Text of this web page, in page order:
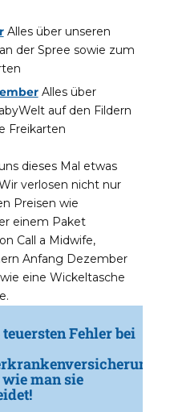
Alles über unseren
der Spree sowie zum
Alles über
auf den Fildern
Freikarten
dieses Mal etwas
verlosen nicht nur
Preisen wie
einem Paket
Call a Midwife,
Anfang Dezember
eine Wickeltasche
teuersten Fehler bei
man sie